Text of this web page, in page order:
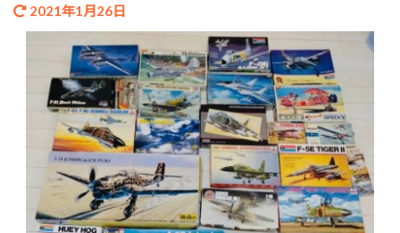
2021年1月26日